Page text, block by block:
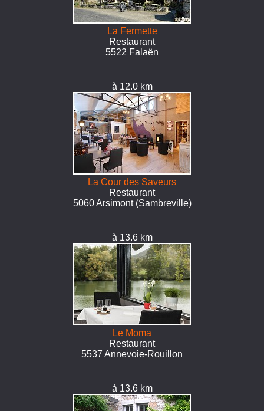
La Fermette
Restaurant
5522 Falaën
à 12.0 km
La Cour des Saveurs
Restaurant
5060 Arsimont (Sambreville)
à 13.6 km
Le Moma
Restaurant
5537 Annevoie-Rouillon
à 13.6 km